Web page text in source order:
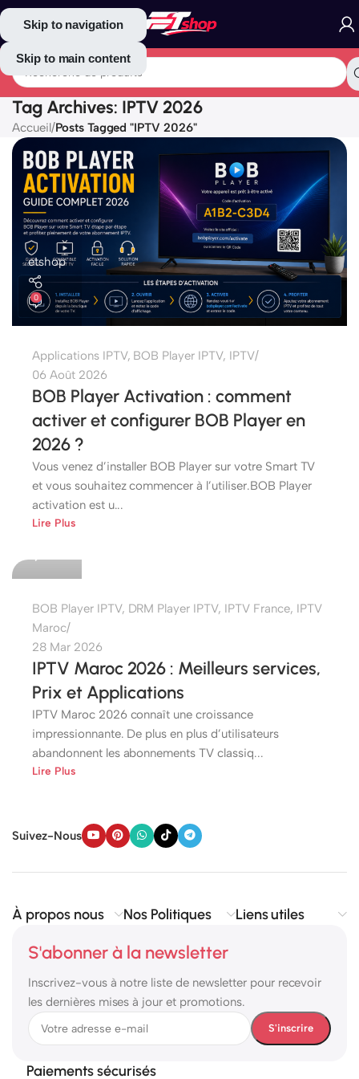
Skip to navigation
Skip to main content
Tag Archives: IPTV 2026
Accueil/Posts Tagged "IPTV 2026"
etshop
0
Applications IPTV, BOB Player IPTV, IPTV
06 Août 2026
BOB Player Activation : comment
activer et configurer BOB Player en
2026 ?
Vous venez d’installer BOB Player sur votre Smart TV
et vous souhaitez commencer à l’utiliser.BOB Player
activation est u...
Lire Plus
BOB Player IPTV, DRM Player IPTV, IPTV France, IPTV
Maroc
28 Mar 2026
IPTV Maroc 2026 : Meilleurs services,
Prix et Applications
IPTV Maroc 2026 connaît une croissance
impressionnante. De plus en plus d’utilisateurs
abandonnent les abonnements TV classiq...
Lire Plus
Suivez-Nous
À propos nous Nos Politiques Liens utiles
S'abonner à la newsletter
Inscrivez-vous à notre liste de newsletter pour recevoir
les dernières mises à jour et promotions.
Paiements sécurisés